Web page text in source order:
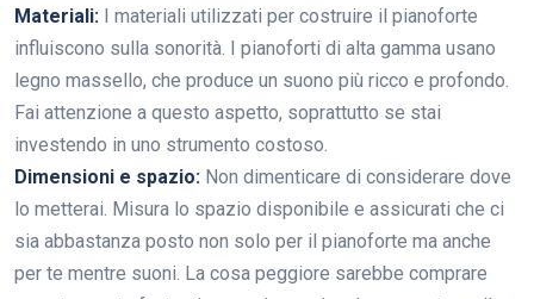
Materiali: I materiali utilizzati per costruire il pianoforte
influiscono sulla sonorità. I pianoforti di alta gamma usano
legno massello, che produce un suono più ricco e profondo.
Fai attenzione a questo aspetto, soprattutto se stai
investendo in uno strumento costoso.
Dimensioni e spazio: Non dimenticare di considerare dove
lo metterai. Misura lo spazio disponibile e assicurati che ci
sia abbastanza posto non solo per il pianoforte ma anche
per te mentre suoni. La cosa peggiore sarebbe comprare